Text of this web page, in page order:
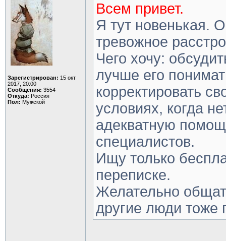
Зарегистрирован: 15 окт
2017, 20:00
Сообщения: 3554
Откуда: Россия
Пол: Мужской
Всем привет.
Я тут новенькая.
тревожное
Чего хочу:
лучше его
корректировать
условиях, когда
адекватную
специалистов.
Ищу только
переписке.
Желательно
другие люди тоже